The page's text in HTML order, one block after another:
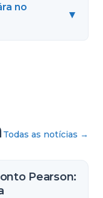
no
▾
Todas as notícias →
Pearson: